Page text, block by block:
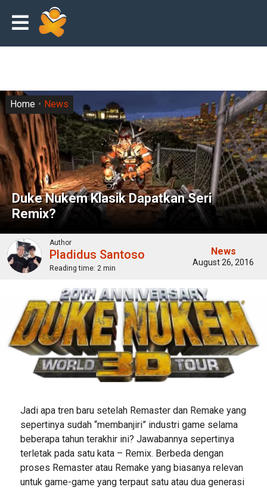
Duke Nukem Klasik Dapatkan Seri
Remix?
Home News
Author
Pladidus Santoso
Reading time: 2 min
News
August 26, 2016
Jadi apa tren baru setelah Remaster dan Remake yang
sepertinya sudah “membanjiri” industri game selama
beberapa tahun terakhir ini? Jawabannya sepertinya
terletak pada satu kata – Remix. Berbeda dengan
proses Remaster atau Remake yang biasanya relevan
untuk game-game yang terpaut satu atau dua generasi